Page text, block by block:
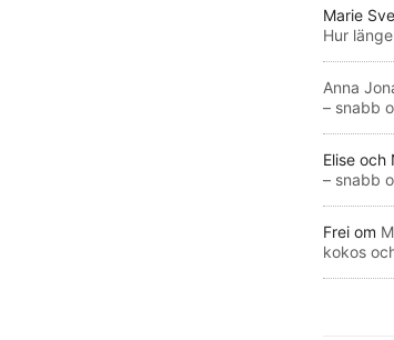
Marie
Hur
Anna
– snabb
Elise och
– snabb
Frei om
kokos